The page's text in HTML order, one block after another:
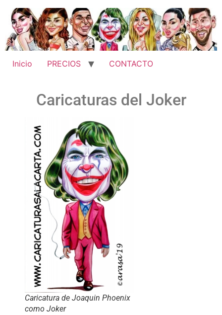
Inicio PRECIOS CONTACTO
Caricaturas del Joker
Caricatura de Joaquin Phoenix
como Joker